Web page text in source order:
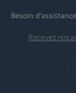
Besoin
Recevez nos